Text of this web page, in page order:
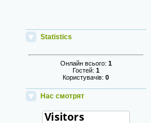
Statistics
Онлайн всього: 1
Гостей: 1
Користувачів:0
Нас смотрят